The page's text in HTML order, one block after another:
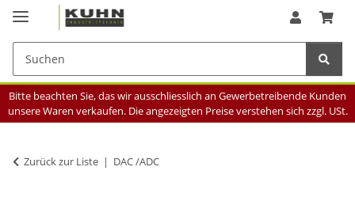
Bitte beachten Sie, das wir ausschliesslich an Gewerbetreibende Kunden
unsere Waren verkaufen. Die angezeigten Preise verstehen sich zzgl. USt.
Zurück zur Liste DAC /ADC